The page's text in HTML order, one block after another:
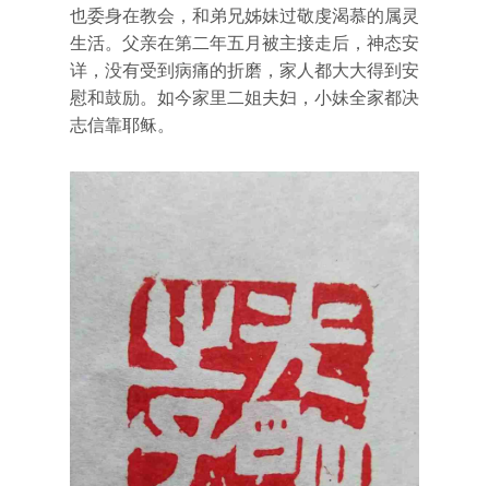
也委身在教会，和弟兄姊妹过敬虔渴慕的属灵
生活。父亲在第二年五月被主接走后，神态安
详，没有受到病痛的折磨，家人都大大得到安
慰和鼓励。如今家里二姐夫妇，小妹全家都决
志信靠耶稣。